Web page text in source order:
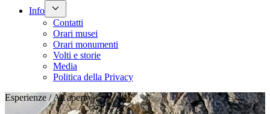
Info
Contatti
Orari musei
Orari monumenti
Volti e storie
Media
Politica della Privacy
Esperienze / All'aperto